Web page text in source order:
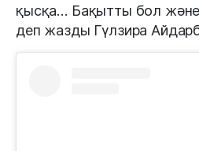
қысқа… Бақытты бол және
деп жазды Гүлзира